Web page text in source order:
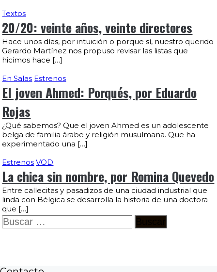
Textos
20/20: veinte años, veinte directores
Hace unos días, por intuición o porque sí, nuestro querido
Gerardo Martínez nos propuso revisar las listas que
hicimos hace […]
En Salas Estrenos
El joven Ahmed: Porqués, por Eduardo
Rojas
¿Qué sabemos? Que el joven Ahmed es un adolescente
belga de familia árabe y religión musulmana. Que ha
experimentado una […]
Estrenos VOD
La chica sin nombre, por Romina Quevedo
Entre callecitas y pasadizos de una ciudad industrial que
linda con Bélgica se desarrolla la historia de una doctora
que […]
Buscar: